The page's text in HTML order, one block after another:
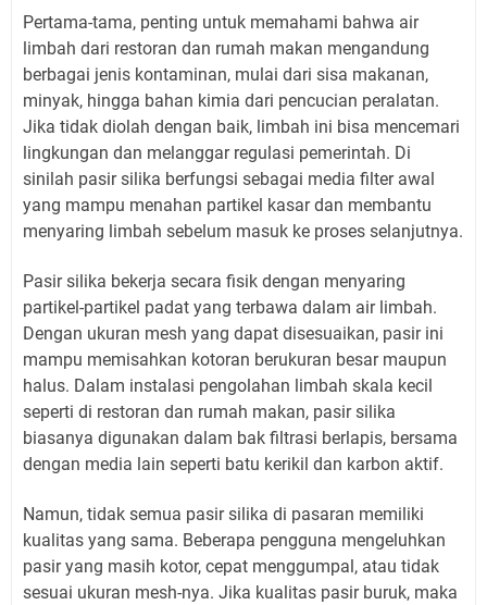
Pertama-tama, penting untuk memahami bahwa air
limbah dari restoran dan rumah makan mengandung
berbagai jenis kontaminan, mulai dari sisa makanan,
minyak, hingga bahan kimia dari pencucian peralatan.
Jika tidak diolah dengan baik, limbah ini bisa mencemari
lingkungan dan melanggar regulasi pemerintah. Di
sinilah pasir silika berfungsi sebagai media filter awal
yang mampu menahan partikel kasar dan membantu
menyaring limbah sebelum masuk ke proses selanjutnya.
Pasir silika bekerja secara fisik dengan menyaring
partikel-partikel padat yang terbawa dalam air limbah.
Dengan ukuran mesh yang dapat disesuaikan, pasir ini
mampu memisahkan kotoran berukuran besar maupun
halus. Dalam instalasi pengolahan limbah skala kecil
seperti di restoran dan rumah makan, pasir silika
biasanya digunakan dalam bak filtrasi berlapis, bersama
dengan media lain seperti batu kerikil dan karbon aktif.
Namun, tidak semua pasir silika di pasaran memiliki
kualitas yang sama. Beberapa pengguna mengeluhkan
pasir yang masih kotor, cepat menggumpal, atau tidak
sesuai ukuran mesh-nya. Jika kualitas pasir buruk, maka